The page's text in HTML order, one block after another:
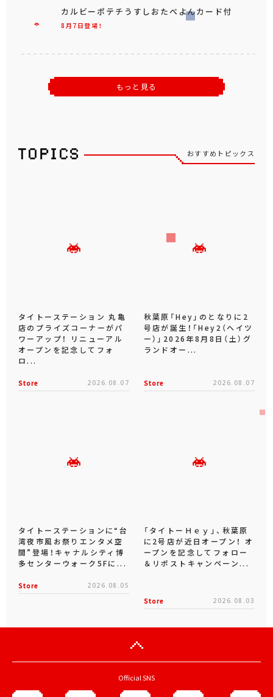
8月7日登場！
カルビーポテチうすしおたべよんカード付
もっと見る
おすすめトピックス
タイトーステーション 丸亀
店のプライズコーナーがパ
ワーアップ！ リニューアル
オープンを記念してフォ
ロ...
Store 2026.08.07
秋葉原「Hey」のとなりに2
号店が誕生！「Hey2（ヘイツ
ー）」2026年8月8日（土）グ
ランドオー...
Store 2026.08.07
タイトーステーションに“台
湾夜市風お祭りエンタメ空
間”登場！キャナルシティ博
多センターウォーク5Fに...
Store 2026.08.05
「タイトーＨｅｙ」、秋葉原
に2号店が近日オープン！ オ
ープンを記念してフォロー
＆リポストキャンペーン...
Store 2026.08.03
Official SNS